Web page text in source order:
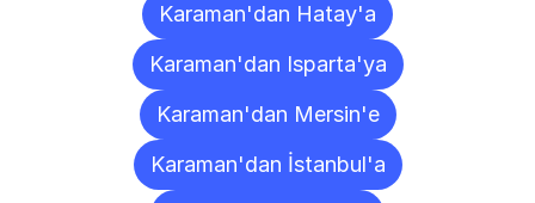
Karaman'dan Hatay'a
Karaman'dan Isparta'ya
Karaman'dan Mersin'e
Karaman'dan İstanbul'a